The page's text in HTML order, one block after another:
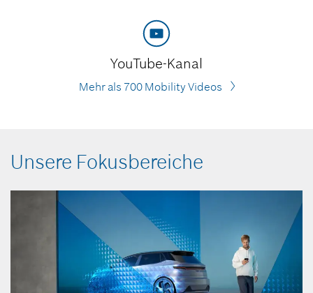
YouTube-Kanal
Mehr als 700 Mobility Videos
Unsere Fokusbereiche